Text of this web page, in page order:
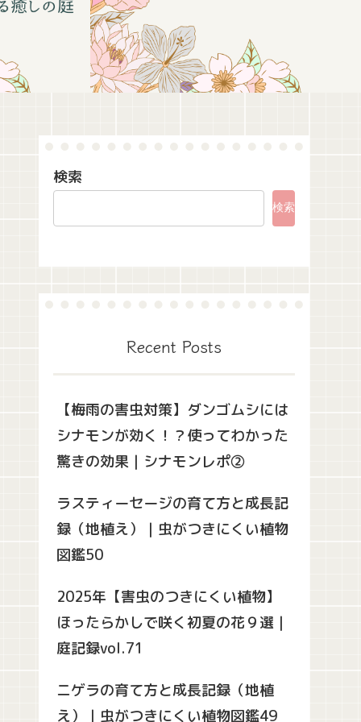
検索
検索
Recent Posts
【梅雨の害虫対策】ダンゴムシには
シナモンが効く！？使ってわかった
驚きの効果｜シナモンレポ②
ラスティーセージの育て方と成長記
録（地植え）｜虫がつきにくい植物
図鑑50
2025年【害虫のつきにくい植物】
ほったらかしで咲く初夏の花９選｜
庭記録vol.71
ニゲラの育て方と成長記録（地植
え）｜虫がつきにくい植物図鑑49